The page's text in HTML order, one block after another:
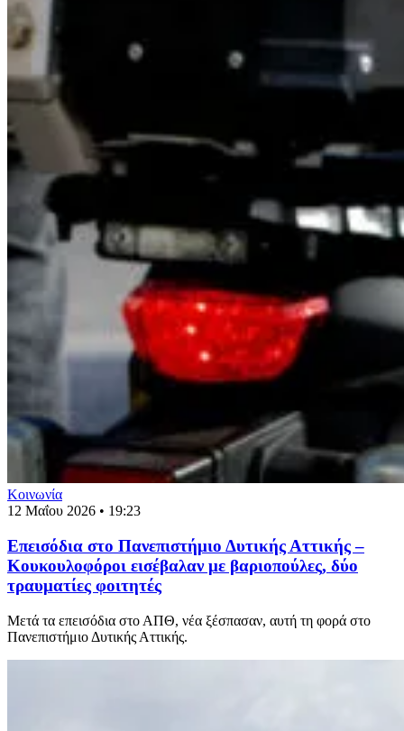
Κοινωνία
12 Μαΐου 2026 • 19:23
Επεισόδια στο Πανεπιστήμιο Δυτικής Αττικής –
Κουκουλοφόροι εισέβαλαν με βαριοπούλες, δύο
τραυματίες φοιτητές
Μετά τα επεισόδια στο ΑΠΘ, νέα ξέσπασαν, αυτή τη φορά στο
Πανεπιστήμιο Δυτικής Αττικής.